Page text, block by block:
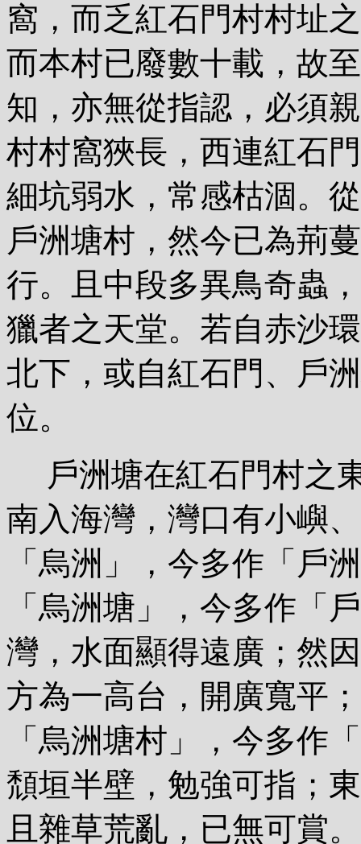
窩，而乏紅石門村村址
而本村已廢數十載，故
知，亦無從指認，必須
村村窩狹長，西連紅石
細坑弱水，常感枯涸。
戶洲塘村，然今已為荊
行。且中段多異鳥奇蟲
獵者之天堂。若自赤沙
北下，或自紅石門、戶
位。
戶洲塘在紅石門村之
南入海灣，灣口有小嶼
「烏洲」，今多作「戶
「烏洲塘」，今多作「
灣，水面顯得遠廣；然
方為一高台，開廣寬平
「烏洲塘村」，今多作
頹垣半壁，勉強可指；
且雜草荒亂，已無可賞